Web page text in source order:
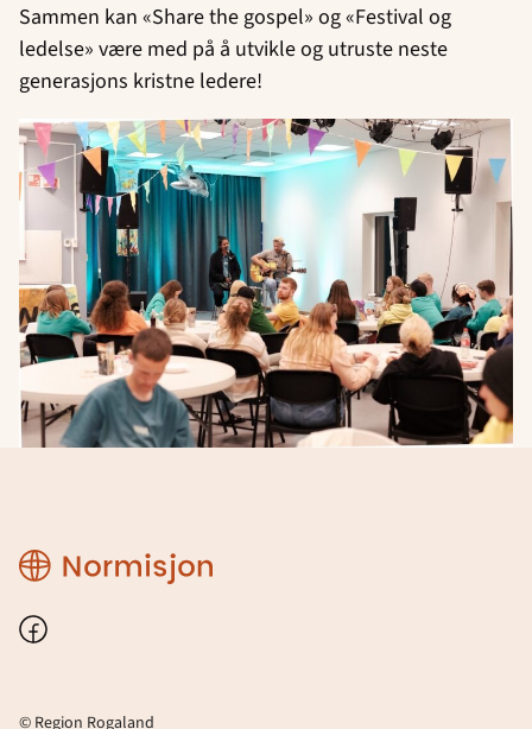
Sammen kan «Share the gospel» og «Festival og
ledelse» være med på å utvikle og utruste neste
generasjons kristne ledere!
Region
Rogaland
Facebook
© Region Rogaland